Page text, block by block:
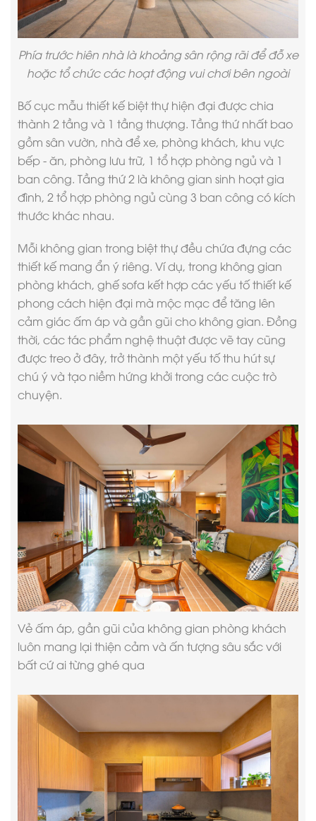
Phía trước hiên nhà là khoảng sân rộng rãi để đỗ xe
hoặc tổ chức các hoạt động vui chơi bên ngoài
Bố cục mẫu thiết kế biệt thự hiện đại được chia
thành 2 tầng và 1 tầng thượng. Tầng thứ nhất bao
gồm sân vườn, nhà để xe, phòng khách, khu vực
bếp - ăn, phòng lưu trữ, 1 tổ hợp phòng ngủ và 1
ban công. Tầng thứ 2 là không gian sinh hoạt gia
đình, 2 tổ hợp phòng ngủ cùng 3 ban công có kích
thước khác nhau.
Mỗi không gian trong biệt thự đều chứa đựng các
thiết kế mang ẩn ý riêng. Ví dụ, trong không gian
phòng khách, ghế sofa kết hợp các yếu tố thiết kế
phong cách hiện đại mà mộc mạc để tăng lên
cảm giác ấm áp và gần gũi cho không gian. Đồng
thời, các tác phẩm nghệ thuật được vẽ tay cũng
được treo ở đây, trở thành một yếu tố thu hút sự
chú ý và tạo niềm hứng khởi trong các cuộc trò
chuyện.
Vẻ ấm áp, gần gũi của không gian phòng khách
luôn mang lại thiện cảm và ấn tượng sâu sắc với
bất cứ ai từng ghé qua